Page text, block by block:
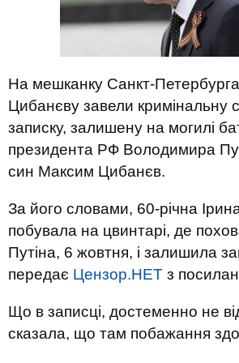
На мешканку Санкт-
Цибанєву завели кримінальну
записку, залишену на могилі
президента РФ Володимира
син Максим Цибанєв.
За його словами, 60-річна
побувала на цвинтарі, де
Путіна, 6 жовтня, і залишила
передає Цензор.НЕТ з
Що в записці, достеменно не
сказала, що там побажання